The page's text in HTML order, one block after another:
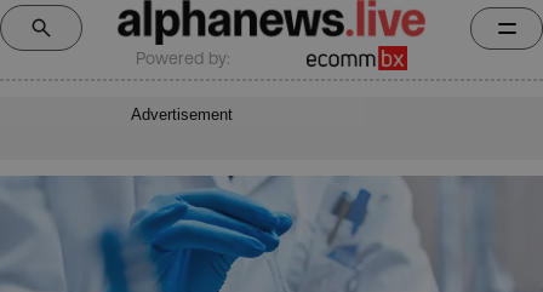
Powered by:
Advertisement